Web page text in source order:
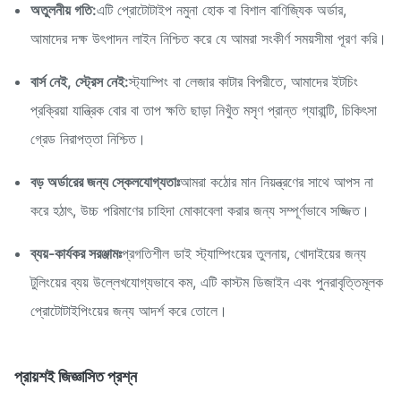
অতুলনীয় গতি:এটি প্রোটোটাইপ নমুনা হোক বা বিশাল বাণিজ্যিক অর্ডার,
আমাদের দক্ষ উৎপাদন লাইন নিশ্চিত করে যে আমরা সংকীর্ণ সময়সীমা পূরণ করি।
বার্স নেই, স্ট্রেস নেই:স্ট্যাম্পিং বা লেজার কাটার বিপরীতে, আমাদের ইটচিং
প্রক্রিয়া যান্ত্রিক বোর বা তাপ ক্ষতি ছাড়া নিখুঁত মসৃণ প্রান্ত গ্যারান্টি, চিকিৎসা
গ্রেড নিরাপত্তা নিশ্চিত।
বড় অর্ডারের জন্য স্কেলযোগ্যতাঃআমরা কঠোর মান নিয়ন্ত্রণের সাথে আপস না
করে হঠাৎ, উচ্চ পরিমাণের চাহিদা মোকাবেলা করার জন্য সম্পূর্ণভাবে সজ্জিত।
ব্যয়-কার্যকর সরঞ্জামঃপ্রগতিশীল ডাই স্ট্যাম্পিংয়ের তুলনায়, খোদাইয়ের জন্য
টুলিংয়ের ব্যয় উল্লেখযোগ্যভাবে কম, এটি কাস্টম ডিজাইন এবং পুনরাবৃত্তিমূলক
প্রোটোটাইপিংয়ের জন্য আদর্শ করে তোলে।
প্রায়শই জিজ্ঞাসিত প্রশ্ন